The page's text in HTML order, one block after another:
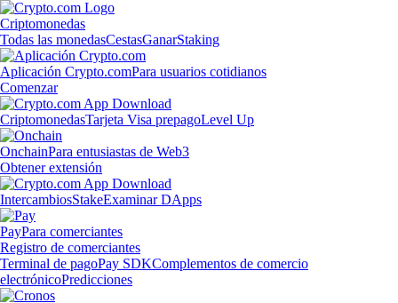
Criptomonedas
Todas las monedasCestasGanarStaking
Aplicación Crypto.comPara usuarios cotidianos
Comenzar
CriptomonedasTarjeta Visa prepagoLevel Up
OnchainPara entusiastas de Web3
Obtener extensión
IntercambiosStakeExaminar DApps
PayPara comerciantes
Registro de comerciantes
Terminal de pagoPay SDKComplementos de comercio
electrónicoPredicciones